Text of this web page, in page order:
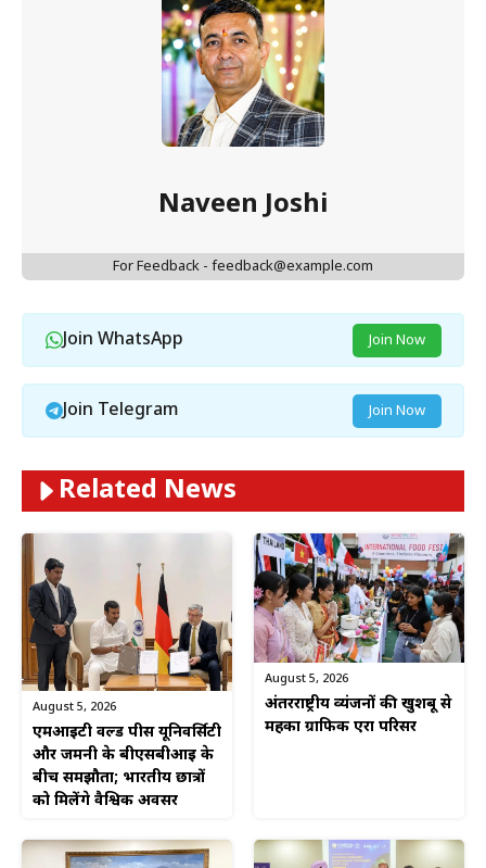
Naveen Joshi
For Feedback - feedback@example.com
Join WhatsApp Join Now
Join Telegram Join Now
Related News
August 5, 2026
एमआईटी वर्ल्ड पीस यूनिवर्सिटी
और जर्मनी के बीएसबीआई के
बीच समझौता; भारतीय छात्रों
को मिलेंगे वैश्विक अवसर
August 5, 2026
अंतरराष्ट्रीय व्यंजनों की खुशबू से
महका ग्राफिक एरा परिसर